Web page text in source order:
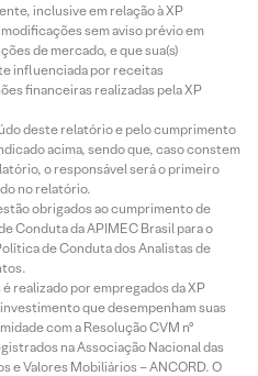
inclusive em relação à XP
sem aviso prévio em
de mercado, e que sua(s)
influenciada por receitas
financeiras realizadas pela XP
deste relatório e pelo cumprimento
acima, sendo que, caso constem
o responsável será o primeiro
no relatório.
obrigados ao cumprimento de
Conduta da APIMEC Brasil para o
de Conduta dos Analistas de
realizado por empregados da XP
que desempenham suas
com a Resolução CVM nº
na Associação Nacional das
Valores Mobiliários – ANCORD. O